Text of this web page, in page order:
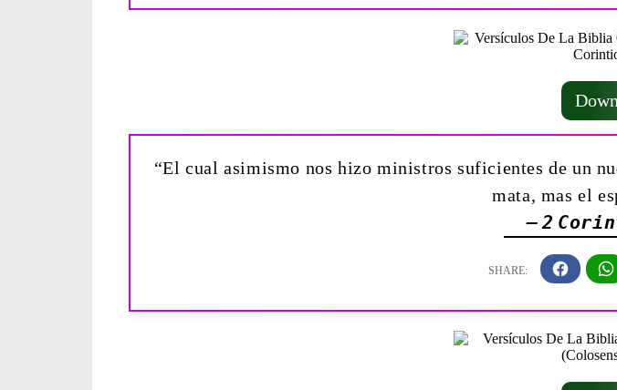
“El cual asimismo nos hizo ministros suficientes de un
mata, mas el
— 2